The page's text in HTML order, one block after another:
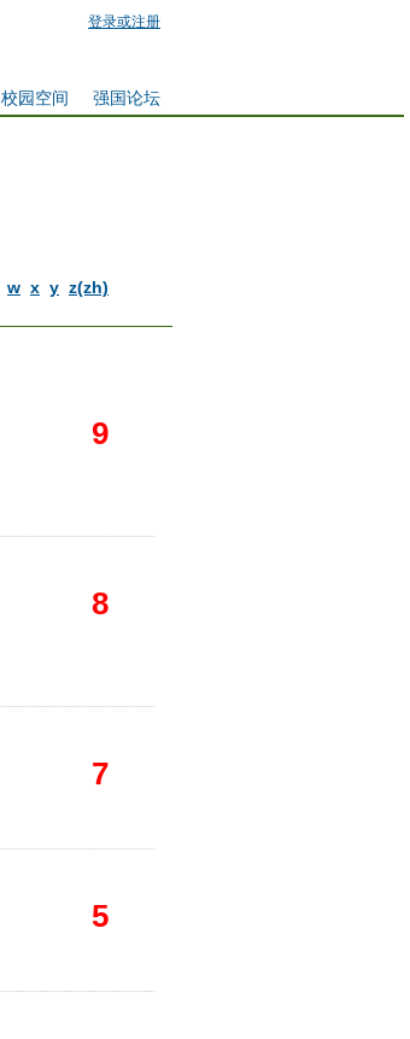
登录或注册
强国论坛
校园空间
w x y z(zh)
9
8
7
5